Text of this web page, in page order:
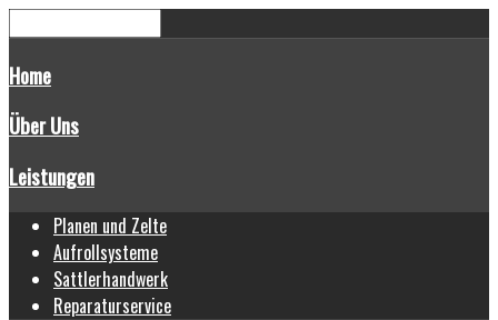
Home
Über Uns
Leistungen
Planen und Zelte
Aufrollsysteme
Sattlerhandwerk
Reparaturservice